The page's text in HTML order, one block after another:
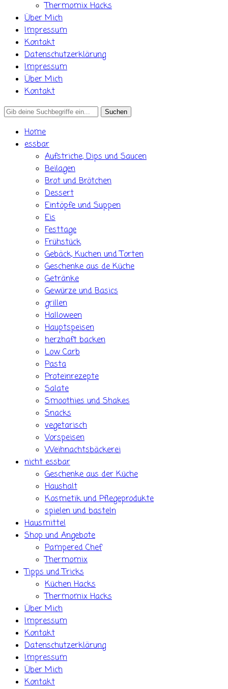
Thermomix Hacks
Über Mich
Impressum
Kontakt
Datenschutzerklärung
Impressum
Über Mich
Kontakt
Search
Home
essbar
Aufstriche, Dips und Saucen
Beilagen
Brot und Brötchen
Dessert
Eintöpfe und Suppen
Eis
Festtage
Frühstück
Gebäck, Kuchen und Torten
Geschenke aus de Küche
Getränke
Gewürze und Basics
grillen
Halloween
Hauptspeisen
herzhaft backen
Low Carb
Pasta
Proteinrezepte
Salate
Smoothies und Shakes
Snacks
vegetarisch
Vorspeisen
Weihnachtsbäckerei
nicht essbar
Geschenke aus der Küche
Haushalt
Kosmetik und Pflegeprodukte
spielen und basteln
Hausmittel
Shop und Angebote
Pampered Chef
Thermomix
Tipps und Tricks
Küchen Hacks
Thermomix Hacks
Über Mich
Impressum
Kontakt
Datenschutzerklärung
Impressum
Über Mich
Kontakt